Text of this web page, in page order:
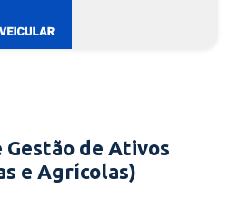
Gestão de Ativos
e Agrícolas)